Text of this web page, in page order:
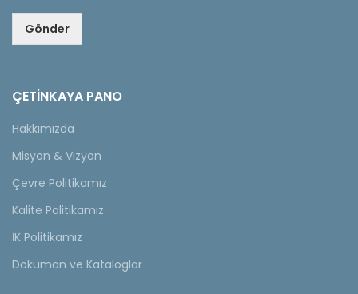
Gönder
ÇETINKAYA PANO
Hakkımızda
Misyon & Vizyon
Çevre Politikamız
Kalite Politikamız
İK Politikamız
Döküman ve Kataloglar